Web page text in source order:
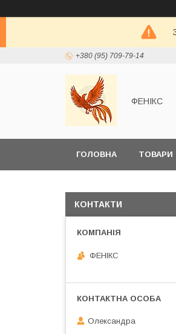
+380 (95) 709-79-14
ФЕНІКС
ГОЛОВНА ТОВАРИ
КОНТАКТИ
ФЕНІКС
Олександра